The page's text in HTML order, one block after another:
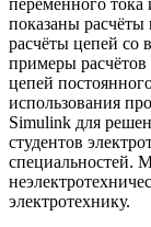
показаны
расчёты цепей со
примеры
цепей
использования
Simulink для
студентов
специальностей.
электротехнику.